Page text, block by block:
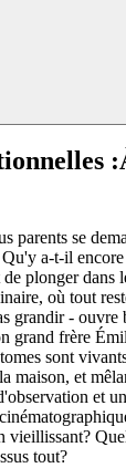
:
parents se
a-t-il
plonger dans
où tout
grandir - ouvre
grand frère
sont
maison, et
et
vieillissant?
tout?